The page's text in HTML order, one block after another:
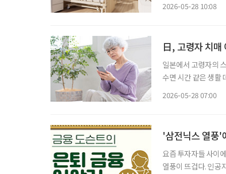
2026-05-28 10:08
日, 고령자 치매
일본에서 고령자의
수면 시간 같은 생활
2026-05-28 07:00
'삼전닉스 열풍'
요즘 투자자들 사이
열풍이 뜨겁다. 인공